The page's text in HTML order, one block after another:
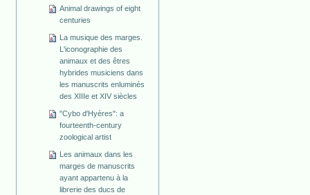
Animal drawings of eight
centuries
La musique des marges.
L'iconographie des
animaux et des êtres
hybrides musiciens dans
les manuscrits enluminés
des XIIIe et XIV siècles
"Cybo d'Hyères": a
fourteenth-century
zoological artist
Les animaux dans les
marges de manuscrits
ayant appartenu à la
librerie des ducs de